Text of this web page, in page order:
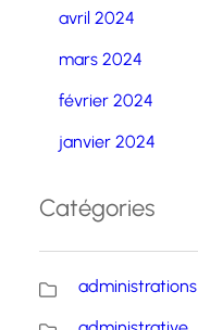
avril 2024
mars 2024
février 2024
janvier 2024
Catégories
administrations